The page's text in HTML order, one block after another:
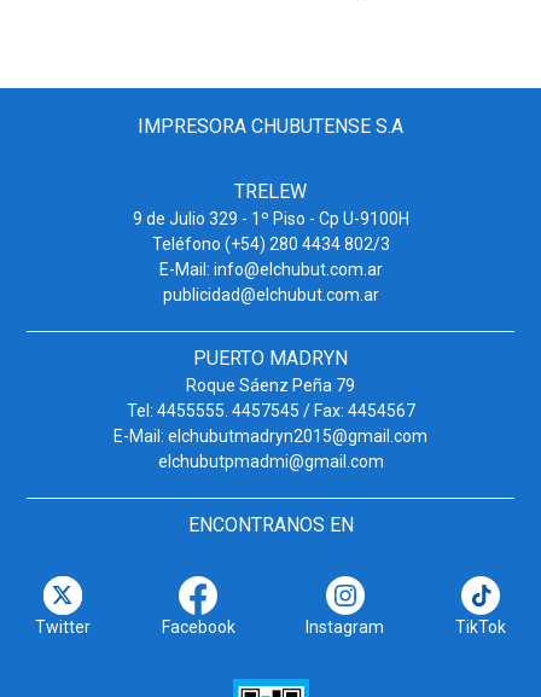
IMPRESORA CHUBUTENSE S.A
TRELEW
9 de Julio 329 - 1º Piso - Cp U-9100H
Teléfono (+54) 280 4434 802/3
E-Mail: info@elchubut.com.ar
publicidad@elchubut.com.ar
PUERTO MADRYN
Roque Sáenz Peña 79
Tel: 4455555. 4457545 / Fax: 4454567
E-Mail: elchubutmadryn2015@gmail.com
elchubutpmadmi@gmail.com
ENCONTRANOS EN
Twitter Facebook Instagram TikTok